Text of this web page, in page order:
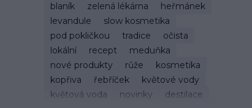
blaník
zelená lékárna
heřmánek
levandule
slow kosmetika
pod pokličkou
tradice
očista
lokální
recept
meduňka
nové produkty
růže
kosmetika
kopřiva
řebříček
květové vody
květová voda
novinky
destilace